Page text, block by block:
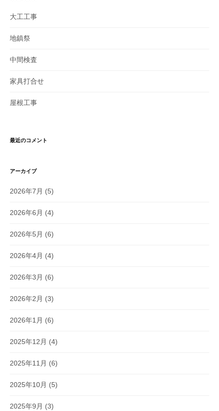
大工工事
地鎮祭
中間検査
家具打合せ
屋根工事
最近のコメント
アーカイブ
2026年7月 (5)
2026年6月 (4)
2026年5月 (6)
2026年4月 (4)
2026年3月 (6)
2026年2月 (3)
2026年1月 (6)
2025年12月 (4)
2025年11月 (6)
2025年10月 (5)
2025年9月 (3)